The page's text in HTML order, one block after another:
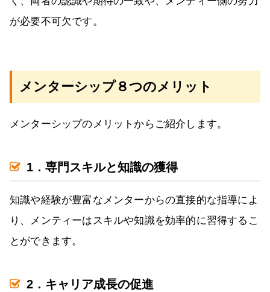
が必要不可欠です。
メンターシップ８つのメリット
メンターシップのメリットからご紹介します。
1．専門スキルと知識の獲得
知識や経験が豊富なメンターからの直接的な指導によ
り、メンティーはスキルや知識を効率的に習得するこ
とができます。
2．キャリア成長の促進